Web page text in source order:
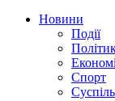
Новини
Події
Спорт